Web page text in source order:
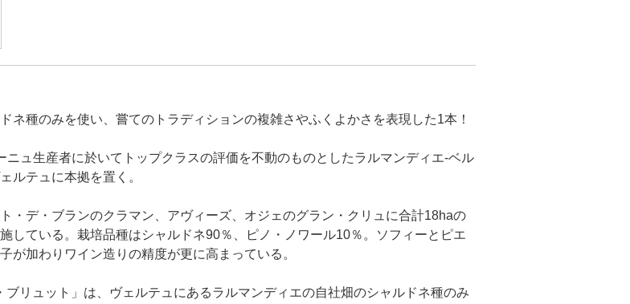
ネ種のみを使い、嘗てのトラディションの複雑さやふくよかさを表現した1本！
ュ生産者に於いてトップクラスの評価を不動のものとしたラルマンディエ‐ベル
ルテュに本拠を置く。
・デ・ブランのクラマン、アヴィーズ、オジェのグラン・クリュに合計18haの
している。栽培品種はシャルドネ90％、ピノ・ノワール10％。ソフィーとピエ
が加わりワイン造りの精度が更に高まっている。
ブリュット」は、ヴェルテュにあるラルマンディエの自社畑のシャルドネ種のみ